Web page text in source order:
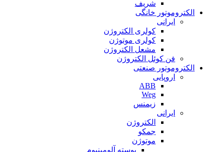
شریف
الکتروموتور خانگی
ایرانی
کولری الکتروژن
کولری موتوژن
مشعل الکتروژن
فن کوئل الکتروژن
الکتروموتور صنعتی
اروپایی
ABB
Weg
زیمنس
ایرانی
الکتروژن
جمکو
موتوژن
پوسته آلومینیوم